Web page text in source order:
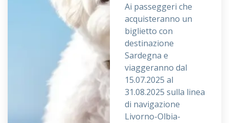
Ai passeggeri che
acquisteranno un
biglietto con
destinazione
Sardegna e
viaggeranno dal
15.07.2025 al
31.08.2025 sulla linea
di navigazione
Livorno-Olbia-